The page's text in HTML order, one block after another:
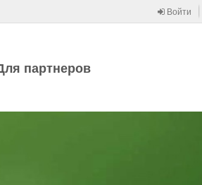
Войти
партнеров